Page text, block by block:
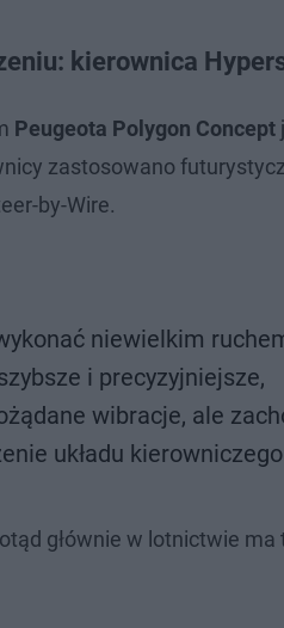
kierownica
Peugeota Polygon Concept
zastosowano
by-Wire.
niewielkim
i precyzyjniejsze,
wibracje, ale
układu
głównie w lotnictwie